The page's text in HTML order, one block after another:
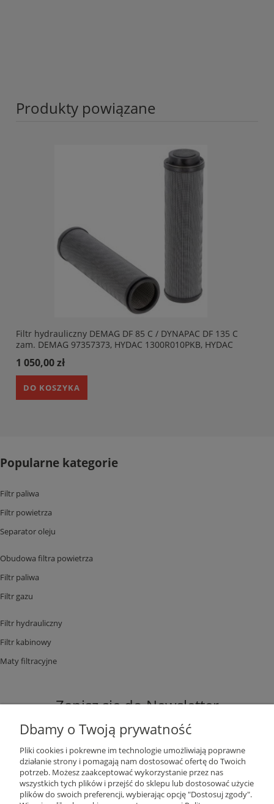
Produkty powiązane
Filtr hydrauliczny DEMAG DF 85 C / DYNAPAC DF 135 C
zam. DEMAG 97357373, HYDAC 1300R010PKB, HYDAC
1 050,00 zł
DO KOSZYKA
Popularne kategorie
Filtr paliwa
Filtr powietrza
Separator oleju
Obudowa filtra powietrza
Filtr paliwa
Filtr gazu
Filtr hydrauliczny
Filtr kabinowy
Maty filtracyjne
Zapisz się do Newsletter
ZAPISZ SIĘ
Dbamy o Twoją prywatność
Pliki cookies i pokrewne im technologie umożliwiają poprawne
działanie strony i pomagają nam dostosować ofertę do Twoich
potrzeb. Możesz zaakceptować wykorzystanie przez nas
wszystkich tych plików i przejść do sklepu lub dostosować użycie
plików do swoich preferencji, wybierając opcję "Dostosuj zgody".